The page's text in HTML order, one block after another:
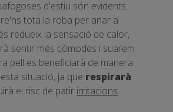
d'estiu són evidents.
tota la roba per anar a
redueix la sensació de calor,
sentir més còmodes i suarem
pell es beneficiarà de manera
situació, ja que respirarà
el risc de patir irritacions